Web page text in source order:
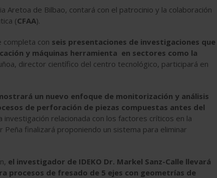
Aretoa de Bilbao, contará con el patrocinio y la colaboración
(CFAA).
completa con seis presentaciones de investigaciones que
y máquinas herramienta en sectores como la
director científico del centro tecnológico, participará en
un nuevo enfoque de monitorización y análisis
de perforación de piezas compuestas antes del
investigación relacionada con los factores críticos en la
finalizará proponiendo un sistema para eliminar
el investigador de IDEKO Dr. Markel Sanz-Calle llevará
procesos de fresado de 5 ejes con geometrías de